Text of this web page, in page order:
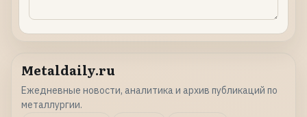
Metaldaily.ru
Ежедневные новости, аналитика и архив публикаций по
металлургии.